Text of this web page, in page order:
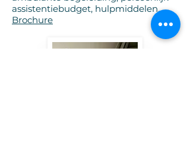
assistentiebudget, hulpmiddelen,…
Brochure